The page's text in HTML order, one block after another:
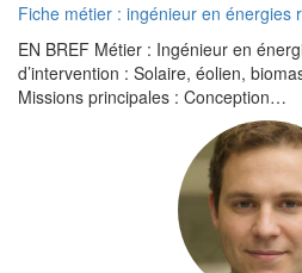
Fiche métier : ingénieur en énergies
EN BREF Métier : Ingénieur en
d’intervention : Solaire, éolien,
Missions principales : Conception…